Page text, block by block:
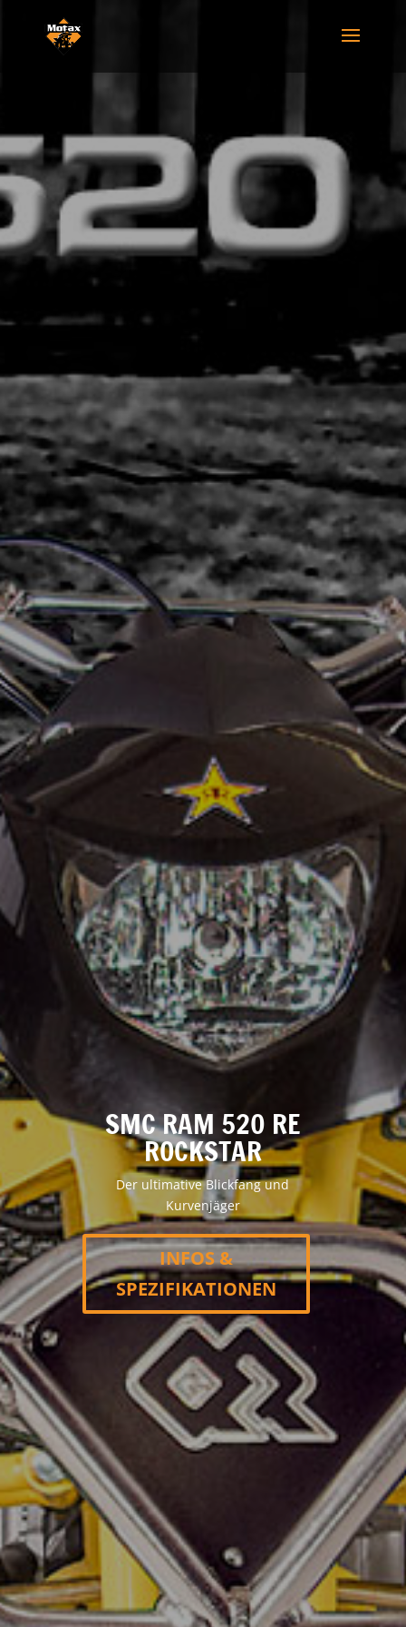
SMC RAM 520 RE
ROCKSTAR
Der ultimative Blickfang und
Kurvenjäger
INFOS &
SPEZIFIKATIONEN